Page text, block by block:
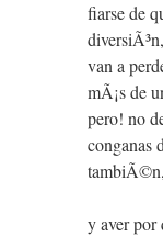
fiarse de
van a
mÃ¡s de
pero! no
conganas
y aver por